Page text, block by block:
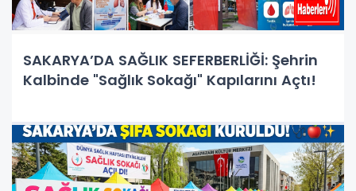
SAKARYA’DA SAĞLIK SEFERBERLİĞİ: Şehrin
Kalbinde "Sağlık Sokağı" Kapılarını Açtı!